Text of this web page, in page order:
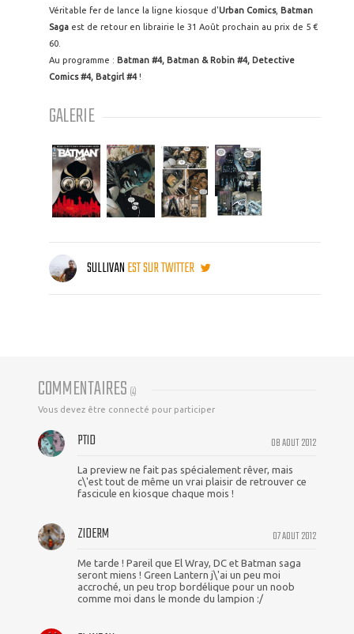
Véritable fer de lance la ligne kiosque d'Urban Comics, Batman
Saga est de retour en librairie le 31 Août prochain au prix de 5 €
60.
Au programme : Batman #4, Batman & Robin #4, Detective
Comics #4, Batgirl #4!
GALERIE
SULLIVANEST SUR TWITTER
COMMENTAIRES (4)
Vous devez être connecté pour participer
08 AOUT 2012
PTID
La preview ne fait pas spécialement rêver, mais
c\'est tout de même un vrai plaisir de retrouver ce
fascicule en kiosque chaque mois !
07 AOUT 2012
ZIDERM
Me tarde ! Pareil que El Wray, DC et Batman saga
seront miens ! Green Lantern j\'ai un peu moi
accroché, un peu trop bordélique pour un noob
comme moi dans le monde du lampion :/